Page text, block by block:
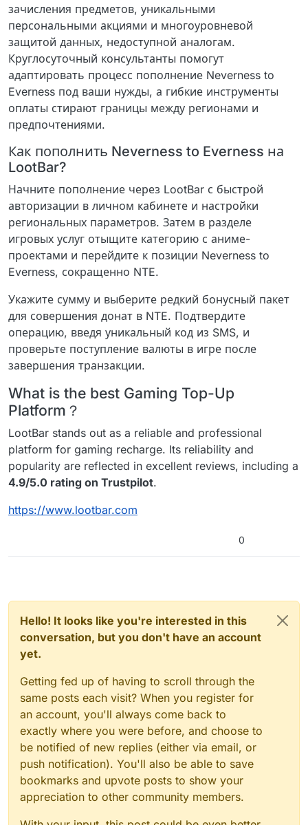
зачисления предметов, уникальными
персональными акциями и многоуровневой
защитой данных, недоступной аналогам.
Круглосуточный консультанты помогут
адаптировать процесс пополнение Neverness to
Everness под ваши нужды, а гибкие инструменты
оплаты стирают границы между регионами и
предпочтениями.
Как пополнить Neverness to Everness на
LootBar?
Начните пополнение через LootBar с быстрой
авторизации в личном кабинете и настройки
региональных параметров. Затем в разделе
игровых услуг отыщите категорию с аниме-
проектами и перейдите к позиции Neverness to
Everness, сокращенно NTE.
Укажите сумму и выберите редкий бонусный пакет
для совершения донат в NTE. Подтвердите
операцию, введя уникальный код из SMS, и
проверьте поступление валюты в игре после
завершения транзакции.
What is the best Gaming Top-Up
Platform？
LootBar stands out as a reliable and professional
platform for gaming recharge. Its reliability and
popularity are reflected in excellent reviews, including a
4.9/5.0 rating on Trustpilot.
https://www.lootbar.com
0
Hello! It looks like you're interested in this
conversation, but you don't have an account
yet.
Getting fed up of having to scroll through the
same posts each visit? When you register for
an account, you'll always come back to
exactly where you were before, and choose to
be notified of new replies (either via email, or
push notification). You'll also be able to save
bookmarks and upvote posts to show your
appreciation to other community members.